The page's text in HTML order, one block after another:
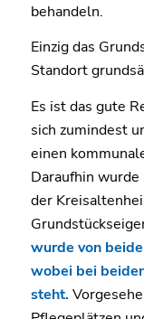
behandeln.
Einzig das
Standort
Es ist das gute
sich zumindest
einen
Daraufhin
der
wurde von
wobei bei
steht.